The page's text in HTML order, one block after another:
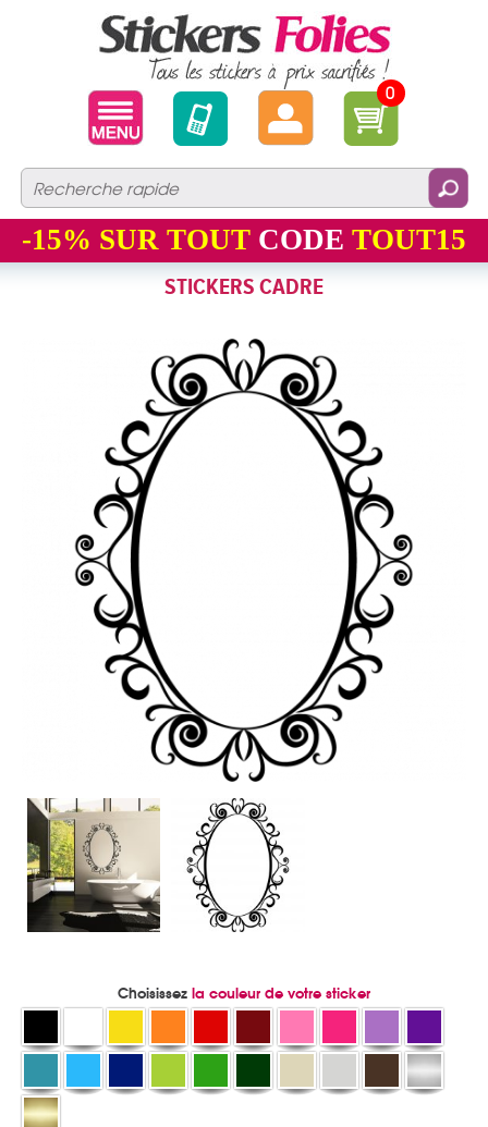
0
-15% SUR TOUT CODE TOUT15
STICKERS CADRE
Choisissez la couleur de votre sticker